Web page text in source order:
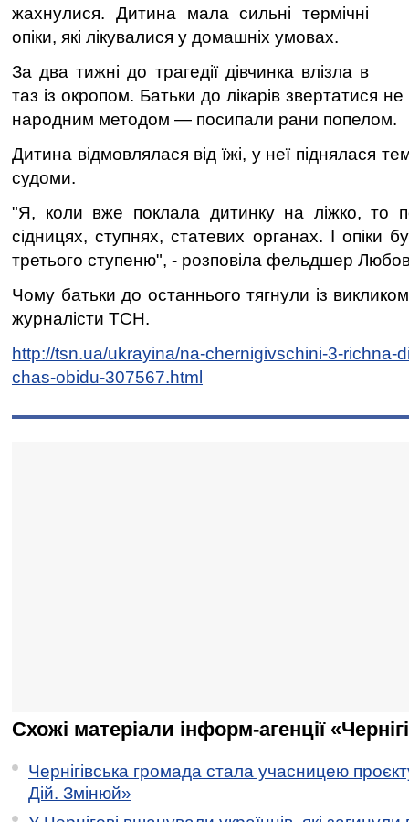
жахнулися. Дитина мала сильні термічні
опіки, які лікувалися у домашніх умовах.
За два тижні до трагедії дівчинка влізла в
таз із окропом. Батьки до лікарів звертатися
народним методом — посипали рани попелом.
Дитина відмовлялася від їжі, у неї піднялася
судоми.
"Я, коли вже поклала дитинку на ліжко, то
сідницях, ступнях, статевих органах. І опіки
третього ступеню", - розповіла фельдшер
Чому батьки до останнього тягнули із
журналісти ТСН.
http://tsn.ua/ukrayina/na-chernigivschini-3-richna-
chas-obidu-307567.html
Схожі матеріали інформ-агенції
Чернігівська громада стала учасницею
Дій. Змінюй»